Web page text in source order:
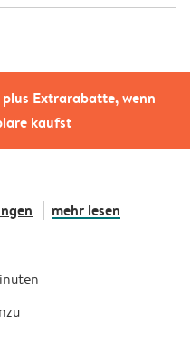
Extrarabatte, wenn
kaufst
mehr lesen